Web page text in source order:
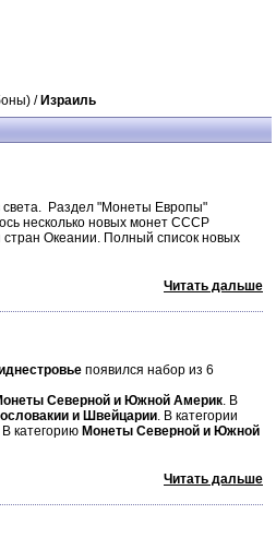
/ Израиль
света. Раздел "Монеты Европы"
несколько новых монет СССР
стран Океании. Полный список новых
Читать дальше
появился набор из 6
Северной и Южной Америк. В
и Швейцарии. В категории
В категорию Монеты Северной и Южной
Читать дальше